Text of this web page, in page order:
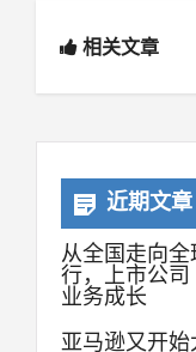
相关文章
近期文章
从全国走向
行，上市公
业务成长
亚马逊又开